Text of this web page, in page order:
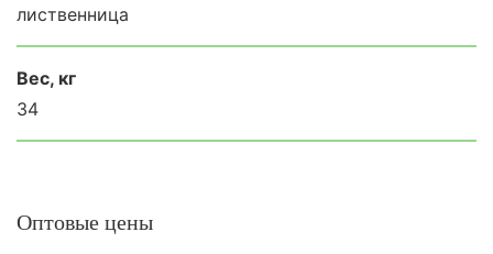
лиственница
Вес, кг
34
Оптовые цены